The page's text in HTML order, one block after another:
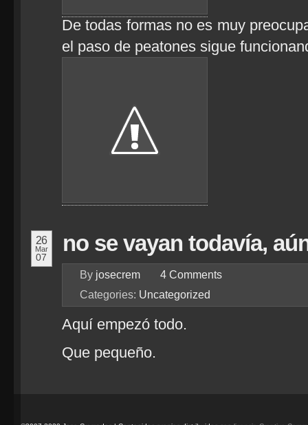
De todas formas no es muy
el paso de peatones sigue
26
Mar
07
no se vayan todavía,
By josecrem 4 Comments
Categories: Uncategorized
Aquí empezó todo.
Que pequeño.